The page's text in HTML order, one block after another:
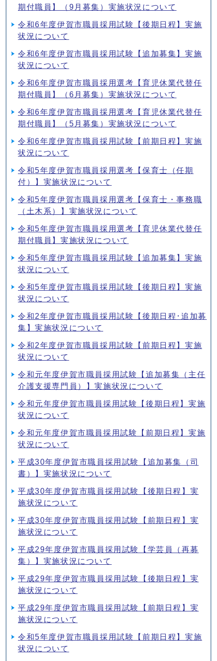
期付職員】（9月募集）実施状況について
令和6年度伊賀市職員採用試験【後期日程】実施
状況について
令和6年度伊賀市職員採用試験【追加募集】実施
状況について
令和6年度伊賀市職員採用選考【育児休業代替任
期付職員】（6月募集）実施状況について
令和6年度伊賀市職員採用選考【育児休業代替任
期付職員】（5月募集）実施状況について
令和6年度伊賀市職員採用試験【前期日程】実施
状況について
令和5年度伊賀市職員採用選考【保育士（任期
付）】実施状況について
令和5年度伊賀市職員採用選考【保育士・事務職
（土木系）】実施状況について
令和5年度伊賀市職員採用選考【育児休業代替任
期付職員】実施状況について
令和5年度伊賀市職員採用試験【追加募集】実施
状況について
令和5年度伊賀市職員採用試験【後期日程】実施
状況について
令和2年度伊賀市職員採用試験【後期日程･追加募
集】実施状況について
令和2年度伊賀市職員採用試験【前期日程】実施
状況について
令和元年度伊賀市職員採用試験【追加募集（主任
介護支援専門員）】実施状況について
令和元年度伊賀市職員採用試験【後期日程】実施
状況について
令和元年度伊賀市職員採用試験【前期日程】実施
状況について
平成30年度伊賀市職員採用試験【追加募集（司
書）】実施状況について
平成30年度伊賀市職員採用試験【後期日程】実
施状況について
平成30年度伊賀市職員採用試験【前期日程】実
施状況について
平成29年度伊賀市職員採用試験【学芸員（再募
集）】実施状況について
平成29年度伊賀市職員採用試験【後期日程】実
施状況について
平成29年度伊賀市職員採用試験【前期日程】実
施状況について
令和5年度伊賀市職員採用試験【前期日程】実施
状況について